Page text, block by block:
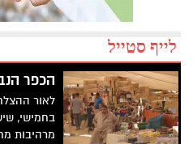
לייף סטייל
הכפר
לאור
בחמישי,
מרהיבות